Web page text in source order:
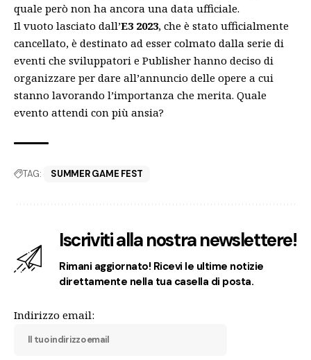
quale però non ha ancora una data ufficiale.
Il vuoto lasciato dall’E3 2023, che è stato ufficialmente
cancellato, è destinato ad esser colmato dalla serie di
eventi che sviluppatori e Publisher hanno deciso di
organizzare per dare all’annuncio delle opere a cui
stanno lavorando l’importanza che merita. Quale
evento attendi con più ansia?
TAG: SUMMER GAME FEST
Iscriviti alla nostra newslettere!
Rimani aggiornato! Ricevi le ultime notizie
direttamente nella tua casella di posta.
Indirizzo email: